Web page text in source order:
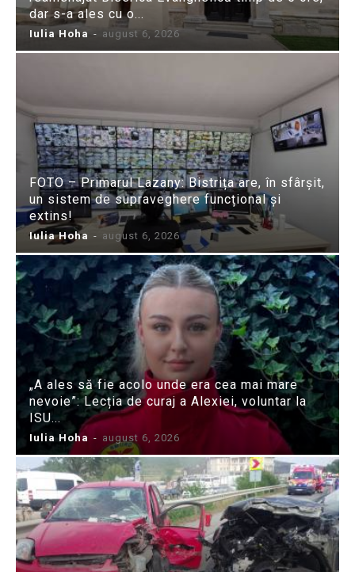
dar s-a ales cu o...
Iulia Hoha - august 6, 2026
FOTO – Primarul Lazany: Bistrița are, în sfârșit,
un sistem de supraveghere funcțional și
extins!
Iulia Hoha - august 6, 2026
„A ales să fie acolo unde era cea mai mare
nevoie”: Lecția de curaj a Alexiei, voluntar la
ISU...
Iulia Hoha - august 6, 2026